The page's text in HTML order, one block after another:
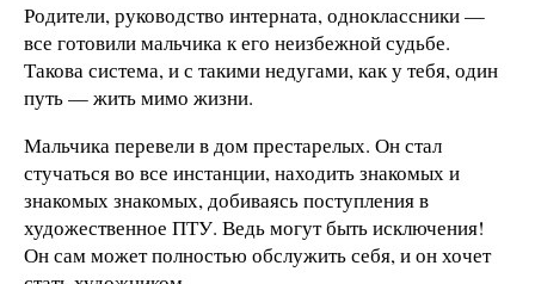
Родители, руководство интерната, одноклассники —
все готовили мальчика к его неизбежной судьбе.
Такова система, и с такими недугами, как у тебя, один
путь — жить мимо жизни.
Мальчика перевели в дом престарелых. Он стал
стучаться во все инстанции, находить знакомых и
знакомых знакомых, добиваясь поступления в
художественное ПТУ. Ведь могут быть исключения!
Он сам может полностью обслужить себя, и он хочет